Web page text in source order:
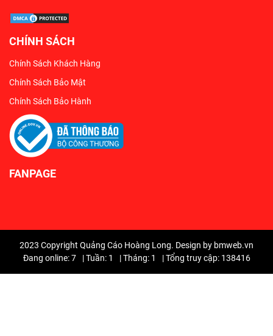
CHÍNH SÁCH
Chính Sách Khách Hàng
Chính Sách Bảo Mật
Chính Sách Bảo Hành
FANPAGE
2023 Copyright Quảng Cáo Hoàng Long. Design by bmweb.vn
Đang online: 7
|Tuần: 1 |Tháng: 1 |Tổng truy cập: 138416